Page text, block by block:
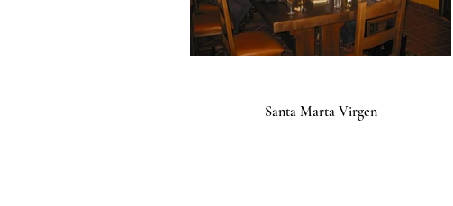
Santa Marta Virgen